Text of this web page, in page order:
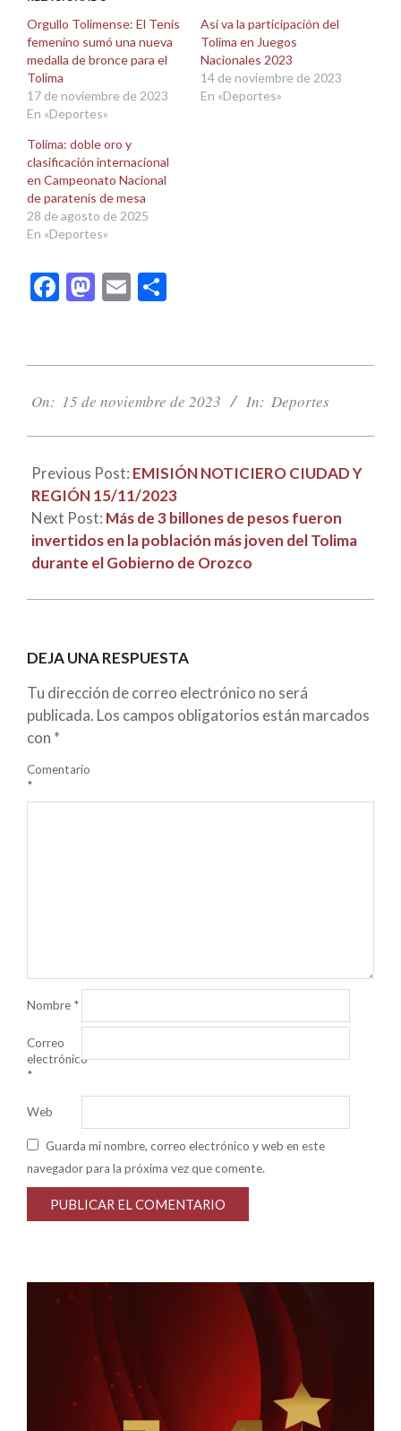
una
ventana
nueva)
una
ventana
nueva)
Orgullo Tolimense: El Tenis
femenino sumó una nueva
medalla de bronce para el
Tolima
17 de noviembre de 2023
En «Deportes»
Así va la participación del
Tolima en Juegos
Nacionales 2023
14 de noviembre de 2023
En «Deportes»
Tolima: doble oro y
clasificación internacional
en Campeonato Nacional
de paratenis de mesa
28 de agosto de 2025
En «Deportes»
Facebook
Mastodon
Email
11-
On: 15 de noviembre de 2023 In: Deportes
Previous Post: EMISIÓN NOTICIERO CIUDAD Y
REGIÓN 15/11/2023
Next Post: Más de 3 billones de pesos fueron
invertidos en la población más joven del Tolima
durante el Gobierno de Orozco
DEJA UNA RESPUESTA
Tu dirección de correo electrónico no será
publicada. Los campos obligatorios están marcados
con *
Comentario
*
Nombre *
Correo
electrónico
*
Web
Guarda mi nombre, correo electrónico y web en este
navegador para la próxima vez que comente.